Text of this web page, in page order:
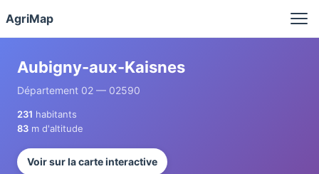
AgriMap
Aubigny-aux-Kaisnes
Département 02 — 02590
231 habitants
83 m d'altitude
Voir sur la carte interactive